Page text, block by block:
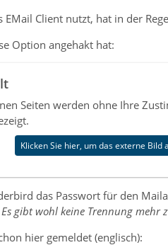
EMail Client nutzt, hat in der
Option angehakt hat:
Seiten werden ohne Ihre
Klicken Sie hier, um das externe Bild
das Passwort für den
Es gibt wohl keine Trennung mehr
hier gemeldet (englisch):